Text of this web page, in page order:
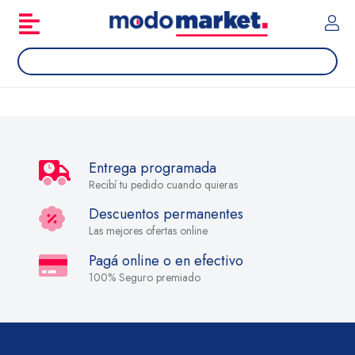
Entrega programada
Recibí tu pedido cuando quieras
Descuentos permanentes
Las mejores ofertas online
Pagá online o en efectivo
100% Seguro premiado